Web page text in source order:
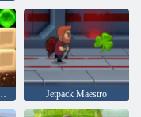
Lollipop Garden Jetpack Maestro